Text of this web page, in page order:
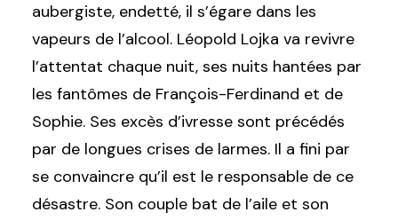
aubergiste, endetté, il s’égare dans les
vapeurs de l’alcool. Léopold Lojka va revivre
l’attentat chaque nuit, ses nuits hantées par
les fantômes de François-Ferdinand et de
Sophie. Ses excès d’ivresse sont précédés
par de longues crises de larmes. Il a fini par
se convaincre qu’il est le responsable de ce
désastre. Son couple bat de l’aile et son